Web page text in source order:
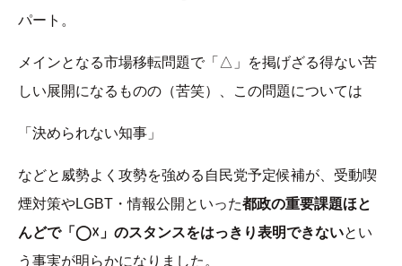
パート。
メインとなる市場移転問題で「△」を掲げざる得ない苦
しい展開になるものの（苦笑）、この問題については
「決められない知事」
などと威勢よく攻勢を強める自民党予定候補が、受動喫
煙対策やLGBT・情報公開といった都政の重要課題ほと
んどで「◯☓」のスタンスをはっきり表明できないとい
う事実が明らかになりました。